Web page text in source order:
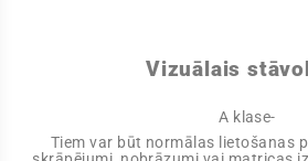
Vizuālais
A klase-
Tiem var būt normālas lietošanas